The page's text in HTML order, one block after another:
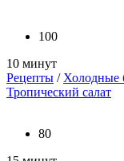
100
10 минут
Рецепты / Холодные
Тропический салат
80